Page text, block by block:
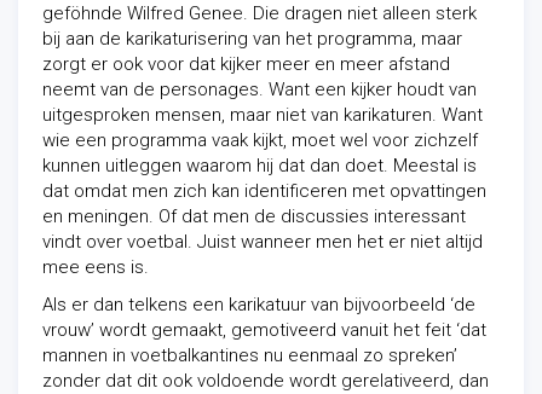
geföhnde Wilfred Genee. Die dragen niet alleen sterk
bij aan de karikaturisering van het programma, maar
zorgt er ook voor dat kijker meer en meer afstand
neemt van de personages. Want een kijker houdt van
uitgesproken mensen, maar niet van karikaturen. Want
wie een programma vaak kijkt, moet wel voor zichzelf
kunnen uitleggen waarom hij dat dan doet. Meestal is
dat omdat men zich kan identificeren met opvattingen
en meningen. Of dat men de discussies interessant
vindt over voetbal. Juist wanneer men het er niet altijd
mee eens is.
Als er dan telkens een karikatuur van bijvoorbeeld ‘de
vrouw’ wordt gemaakt, gemotiveerd vanuit het feit ‘dat
mannen in voetbalkantines nu eenmaal zo spreken’
zonder dat dit ook voldoende wordt gerelativeerd, dan